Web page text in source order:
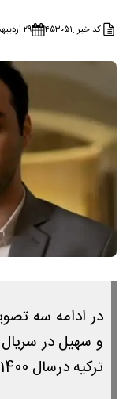
کد خبر :۴۵۳۰۵۱ ۲۹ اردیبهشت ۱۴۰۵ - ۰۹:۱۳
در ادامه سه
ترکیه درسال 1400 می بینید.